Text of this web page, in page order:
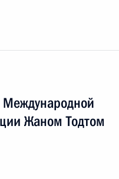
Международной
Жаном Тодтом